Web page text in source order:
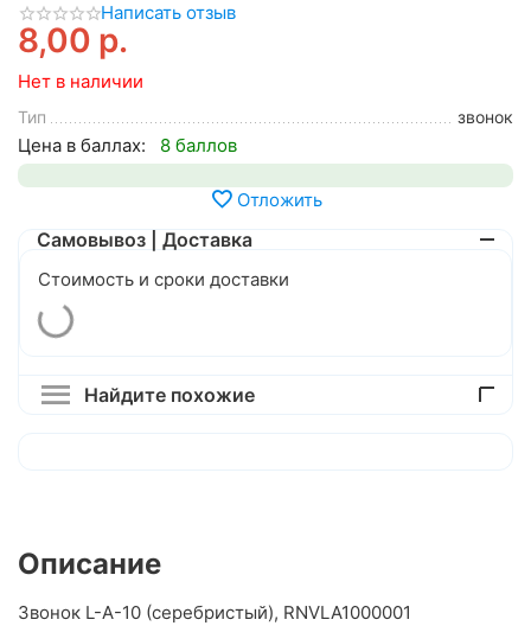
Написать отзыв
8,00 р.
Нет в наличии
Тип звонок
Цена в баллах: 8 баллов
Отложить
Самовывоз | Доставка
Стоимость и сроки доставки
Найдите похожие
Описание
Звонок L-A-10 (серебристый), RNVLA1000001